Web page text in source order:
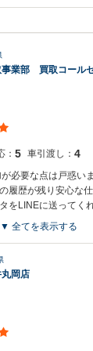
事業部 買取コール
： 5 車引渡し： 4
必要な点は戸惑い
履歴が残り安心な
をLINEに送ってく
う従来型のスタイ
式会社ネクステー
ただきまして誠に
褒め頂き光栄です
。スタッフ一同、
▼ 全てを表示する
岡店